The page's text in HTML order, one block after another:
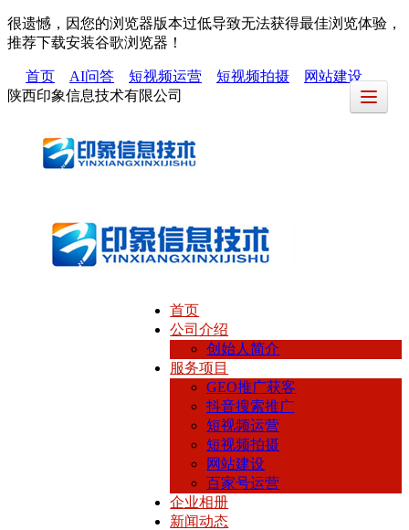
很遗憾，因您的浏览器版本过低导致无法获得最佳浏览体验，
推荐下载安装谷歌浏览器！
首页 AI问答 短视频运营 短视频拍摄
网站建设
陕西印象信息技术有限公司
首页
公司介绍
创始人简介
服务项目
GEO推广获客
抖音搜索推广
短视频运营
短视频拍摄
网站建设
百家号运营
企业相册
新闻动态